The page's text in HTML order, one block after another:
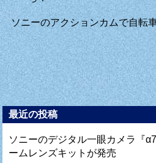
ソニーのアクションカムで自転
最近の投稿
ソニーのデジタル一眼カメラ『
ームレンズキットが発売